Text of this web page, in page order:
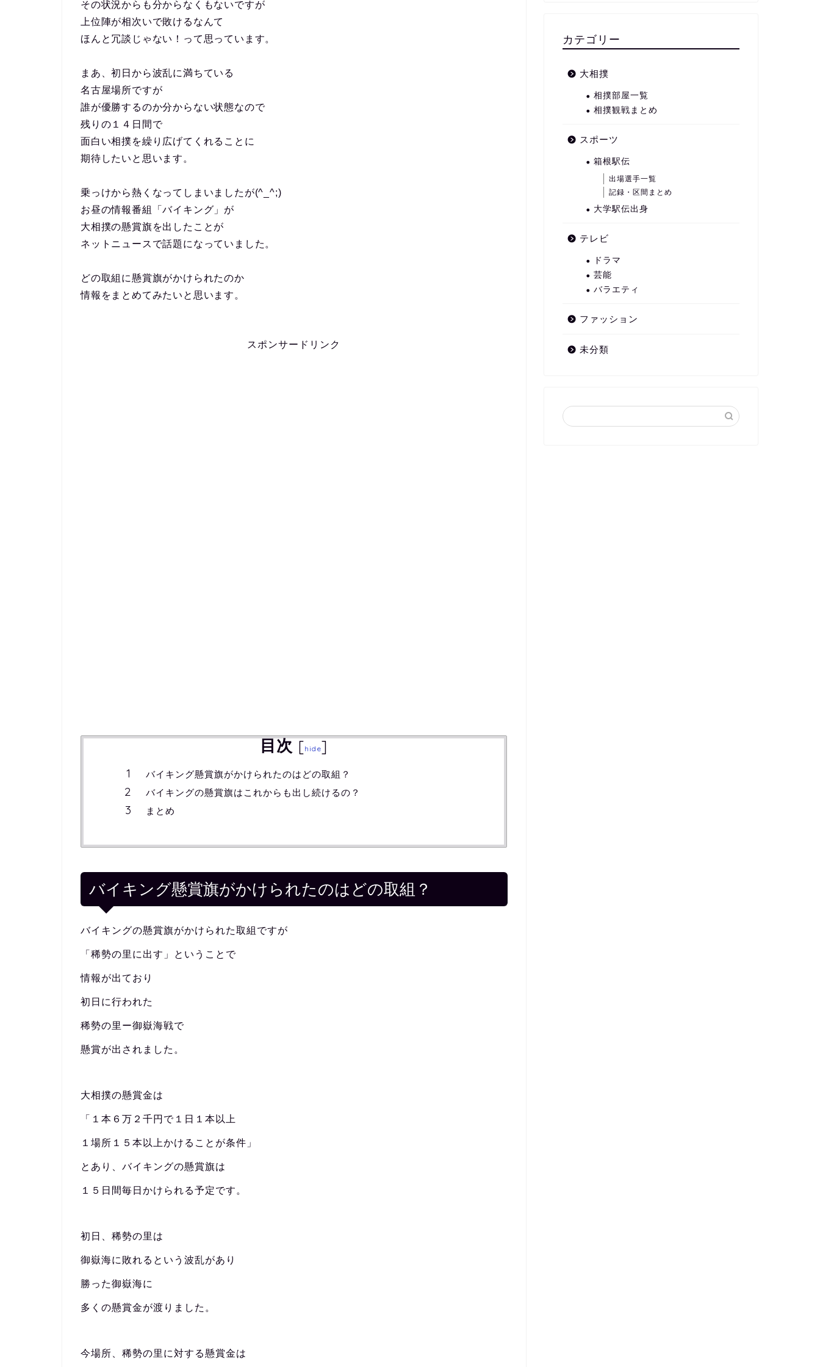
その状況からも分からなくもないですが
上位陣が相次いで敗けるなんて
ほんと冗談じゃない！って思っています。
まあ、初日から波乱に満ちている
名古屋場所ですが
誰が優勝するのか分からない状態なので
残りの１４日間で
面白い相撲を繰り広げてくれることに
期待したいと思います。
乗っけから熱くなってしまいましたが(^_^;)
お昼の情報番組「バイキング」が
大相撲の懸賞旗を出したことが
ネットニュースで話題になっていました。
どの取組に懸賞旗がかけられたのか
情報をまとめてみたいと思います。
スポンサードリンク
目次 [hide]
バイキング懸賞旗がかけられたのはどの取組？
バイキングの懸賞旗はこれからも出し続けるの？
まとめ
バイキング懸賞旗がかけられたのはどの取組？
バイキングの懸賞旗がかけられた取組ですが
「稀勢の里に出す」ということで
情報が出ており
初日に行われた
稀勢の里ー御嶽海戦で
懸賞が出されました。
大相撲の懸賞金は
「１本６万２千円で１日１本以上
１場所１５本以上かけることが条件」
とあり、バイキングの懸賞旗は
１５日間毎日かけられる予定です。
初日、稀勢の里は
御嶽海に敗れるという波乱があり
勝った御嶽海に
多くの懸賞金が渡りました。
今場所、稀勢の里に対する懸賞金は
カテゴリー
大相撲
相撲部屋一覧
相撲観戦まとめ
スポーツ
箱根駅伝
出場選手一覧
記録・区間まとめ
大学駅伝出身
テレビ
ドラマ
芸能
バラエティ
ファッション
未分類